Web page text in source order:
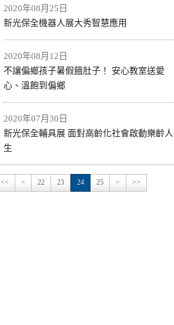
2020年08月25日
新光保全機器人展大秀智慧應用
2020年08月12日
不讓偏鄉孩子暑假餓肚子！ 安心教室送愛
心、溫飽到偏鄉
2020年07月30日
新光保全輔具展 面對高齡化社會啟動樂齡人
生
<< < 22 23 24 25 > >>